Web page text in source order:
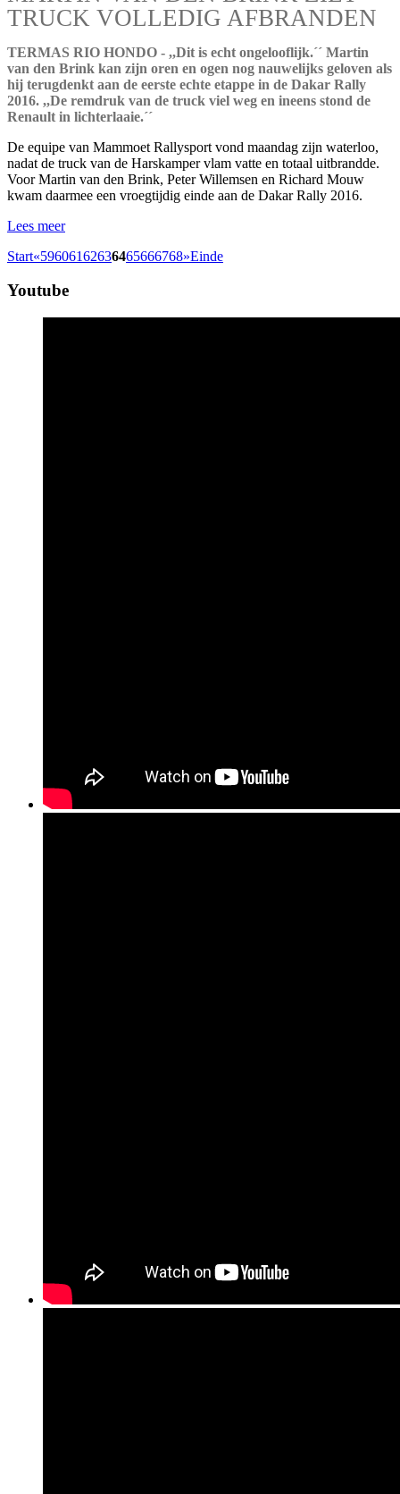
TRUCK VOLLEDIG AFBRANDEN
TERMAS RIO HONDO - ,,Dit is echt ongelooflijk.´´ Martin
van den Brink kan zijn oren en ogen nog nauwelijks geloven als
hij terugdenkt aan de eerste echte etappe in de Dakar Rally
2016. ,,De remdruk van de truck viel weg en ineens stond de
Renault in lichterlaaie.´´
De equipe van Mammoet Rallysport vond maandag zijn waterloo,
nadat de truck van de Harskamper vlam vatte en totaal uitbrandde.
Voor Martin van den Brink, Peter Willemsen en Richard Mouw
kwam daarmee een vroegtijdig einde aan de Dakar Rally 2016.
Lees meer
Start«59606162636465666768»Einde
Youtube